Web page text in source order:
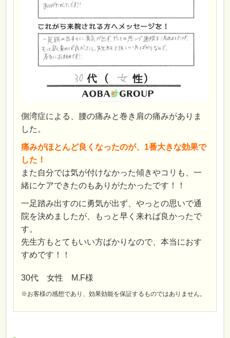
側湾症による、腰の痛みと巻き肩の痛みがありま
した。
痛みがほとんど良くなったのが、1番大きな効果で
した！
また自分では気が付けなかった傾きやコリも、一
緒にケアできたのもありがたかったです！！
一足踏み出すのに勇気が出ず、やっとの思いで通
院を決めましたが、もっと早く来れば良かったで
す。
先生方もとてもいい方ばかりなので、本当におす
すめです！！
30代 女性 M.F様
※お客様の感想であり、効果効能を保証するものではありません。